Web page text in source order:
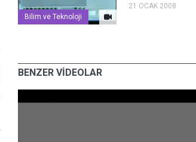
Bilim ve Teknoloji
21 OCAK 2008
BENZER VİDEOLAR